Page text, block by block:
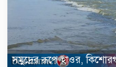
সমুদ্রের রূপে হাওর,